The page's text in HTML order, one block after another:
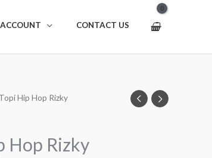
ACCOUNT CONTACT US
Hip Hop Rizky
Hop Rizky